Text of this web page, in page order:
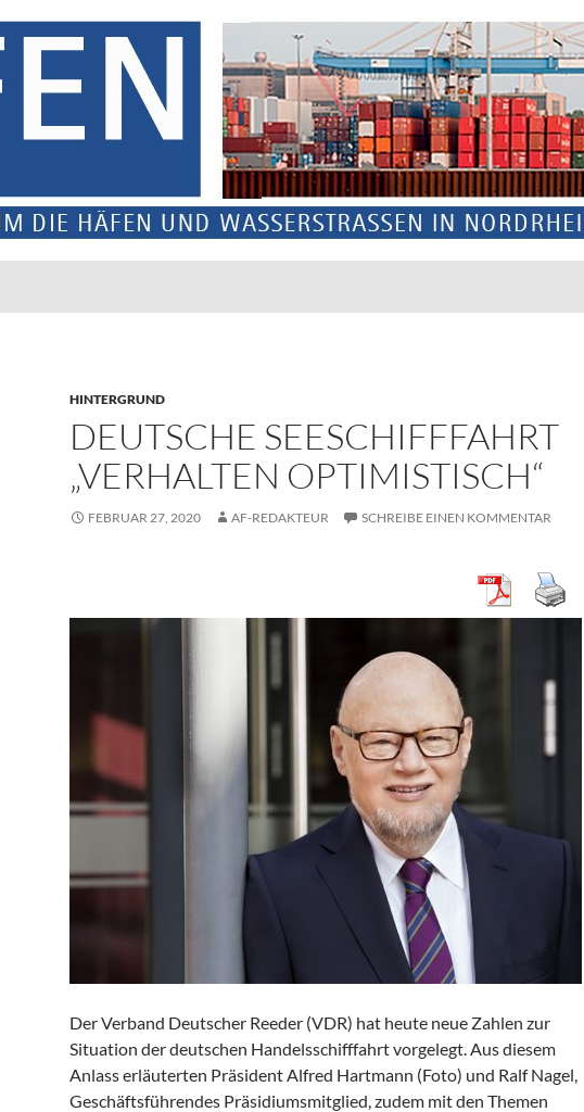
HINTERGRUND
DEUTSCHE SEESCHIFFFAHRT
„VERHALTEN OPTIMISTISCH“
FEBRUAR 27, 2020 AF-REDAKTEUR SCHREIBE EINEN KOMMENTAR
Der Verband Deutscher Reeder (VDR) hat heute neue Zahlen zur
Situation der deutschen Handelsschifffahrt vorgelegt. Aus diesem
Anlass erläuterten Präsident Alfred Hartmann (Foto) und Ralf Nagel,
Geschäftsführendes Präsidiumsmitglied, zudem mit den Themen